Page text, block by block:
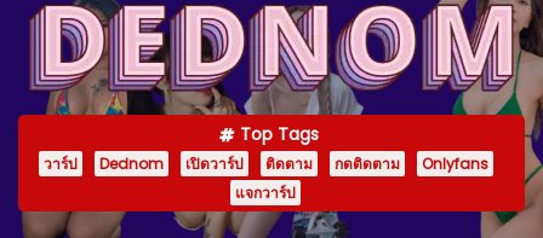
Top Tags
วาร์ป Dednom เปิดวาร์ป ติดตาม กดติดตาม
Onlyfans
แจกวาร์ป